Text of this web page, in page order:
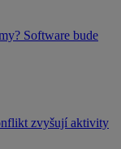
Software bude
zvyšují aktivity